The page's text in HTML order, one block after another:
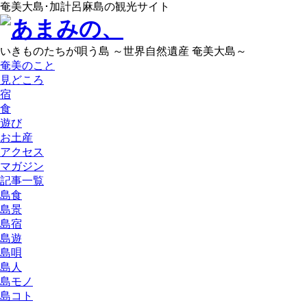
奄美大島･加計呂麻島の観光サイト
いきものたちが唄う島 ～世界自然遺産 奄美大島～
奄美のこと
見どころ
宿
食
遊び
お土産
アクセス
マガジン
記事一覧
島食
島景
島宿
島遊
島唄
島人
島モノ
島コト